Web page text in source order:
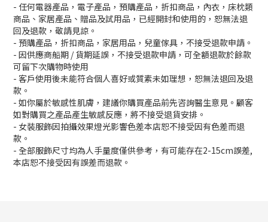
- 任何電器產品，電子產品，預購產品，折扣商品，內衣，床枕類
商品、家居產品、贈品及試用品，已經開封和使用的，恕無法退
回及退款，敬請見諒。
- 預購產品，折扣商品，家居用品，兒童傢具，不接受退款申請。
- 因供應商船期 / 貨期延誤，不接受退款申請，可全額退款於餘款
可留下次購物時使用
- 客戶使用後未能符合個人喜好或質素未如理想，恕無法退回及退
款。
- 如你屬於敏感性肌膚，建議你購買產品前先咨詢醫生意見。顧客
如對購買之產品產生敏感反應，將不接受退貨安排。
- 女裝服飾因拍攝效果燈光影響色差本店恕不接受因有色差而退
款。
- 全部服飾尺寸均為人手量度僅供參考，有可能存在2-15cm誤差,
本店恕不接受因有誤差而退款。